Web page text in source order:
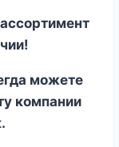
можете
компании